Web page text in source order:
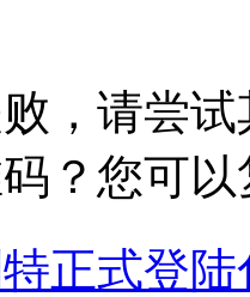
，请尝
？您可
正式登陆